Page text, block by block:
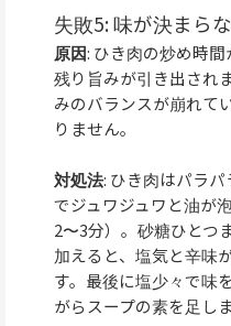
失敗5: 味が決まら
原因: ひき肉の炒め時
残り旨みが引き出され
みのバランスが崩れて
りません。
対処法: ひき肉はパラ
でジュワジュワと油が
2〜3分）。砂糖ひとつ
加えると、塩気と辛味
す。最後に塩少々で味
がらスープの素を足しま